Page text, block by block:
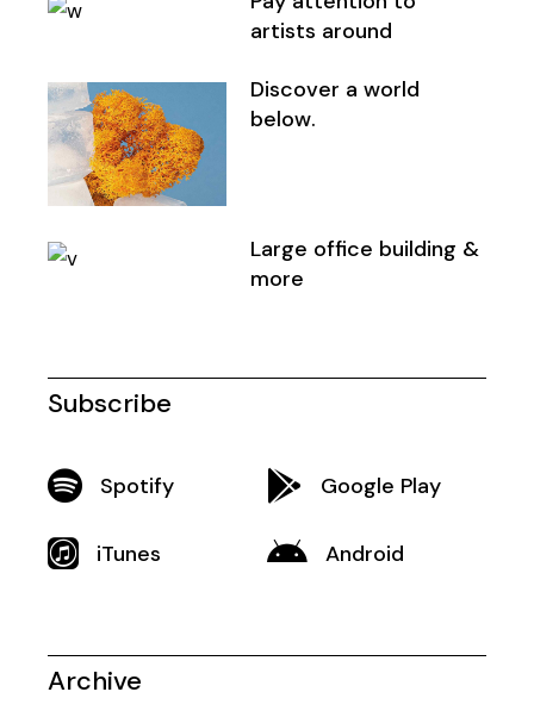
artists around
Discover a world
below.
Large office building &
more
Subscribe
Spotify Google Play
iTunes Android
Archive